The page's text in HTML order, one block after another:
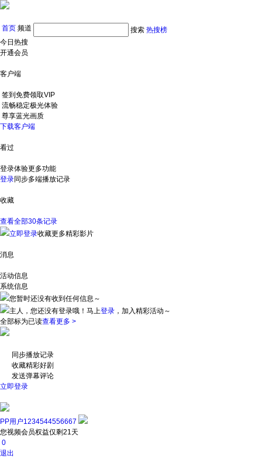
首页 频道 搜索 热搜榜
今日热搜
开通会员
客户端
签到免费领取VIP
流畅稳定极光体验
尊享蓝光画质
下载客户端
看过
登录体验更多功能
登录同步多端播放记录
收藏
查看全部30条记录
立即登录收藏更多精彩影片
消息
活动信息
系统信息
您暂时还没有收到任何信息～
主人，您还没有登录哦！ 马上登录 ，加入精彩活动～
全部标为已读查看更多 >
同步播放记录
收藏精彩好剧
发送弹幕评论
立即登录
PP用户1234544556667
您视频会员权益仅剩21天
0
退出